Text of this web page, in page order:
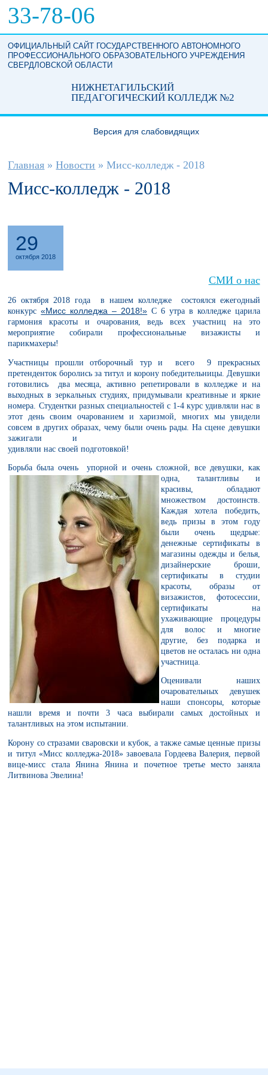
33-78-06
ОФИЦИАЛЬНЫЙ САЙТ ГОСУДАРСТВЕННОГО АВТОНОМНОГО
ПРОФЕССИОНАЛЬНОГО ОБРАЗОВАТЕЛЬНОГО УЧРЕЖДЕНИЯ
СВЕРДЛОВСКОЙ ОБЛАСТИ
НИЖНЕТАГИЛЬСКИЙ
ПЕДАГОГИЧЕСКИЙ КОЛЛЕДЖ №2
Версия для слабовидящих
Вы здесь
Главная » Новости » Мисс-колледж - 2018
Мисс-колледж - 2018
29
октября 2018
СМИ о нас
26 октября 2018 года в нашем колледже состоялся ежегодный
конкурс«Мисс колледжа – 2018!» С 6 утра в колледже царила
гармония красоты и очарования, ведь всех участниц на это
мероприятие собирали профессиональные визажисты и
парикмахеры!
Участницы прошли отборочный тур и всего 9 прекрасных
претенденток боролись за титул и корону победительницы. Девушки
готовились два месяца, активно репетировали в колледже и на
выходных в зеркальных студиях, придумывали креативные и яркие
номера. Студентки разных специальностей с 1-4 курс удивляли нас в
этот день своим очарованием и харизмой, многих мы увидели
совсем в других образах, чему были очень рады. На сцене девушки
зажигали и
удивляли нас своей подготовкой!
Борьба была очень упорной и очень сложной, все девушки, как
одна, талантливы и
красивы, обладают
множеством достоинств.
Каждая хотела победить,
ведь призы в этом году
были очень щедрые:
денежные сертификаты в
магазины одежды и белья,
дизайнерские броши,
сертификаты в студии
красоты, образы от
визажистов, фотосессии,
сертификаты на
ухаживающие процедуры
для волос и многие
другие, без подарка и
цветов не осталась ни одна
участница.
Оценивали наших
очаровательных девушек
наши спонсоры, которые
нашли время и почти 3 часа выбирали самых достойных и
талантливых на этом испытании.
Корону со стразами сваровски и кубок, а также самые ценные призы
и титул «Мисс колледжа-2018» завоевала Гордеева Валерия, первой
вице-мисс стала Янина Янина и почетное третье место заняла
Литвинова Эвелина!